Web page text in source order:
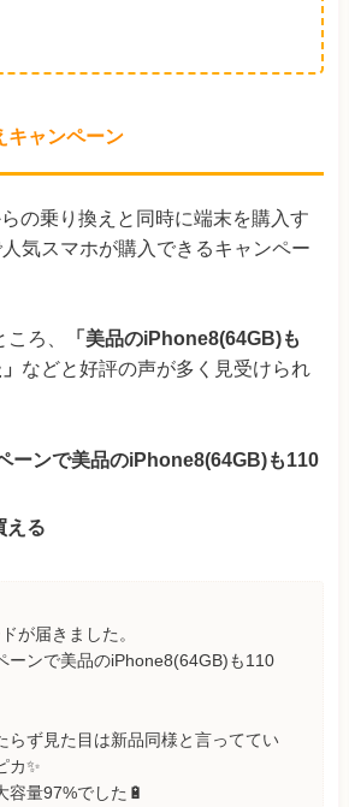
キャンペーン
らの乗り換えと同時に端末を購入す
気スマホが購入できるキャンペー
ろ、
「美品のiPhone8(64GB)も
などと好評の声が多く見受けられ
ーンで美品のiPhone8(64GB)も110
える
が届きました。
ーンで美品のiPhone8(64GB)も110
らず見た目は新品同様と言っててい
カ✨
容量97%でした🔋